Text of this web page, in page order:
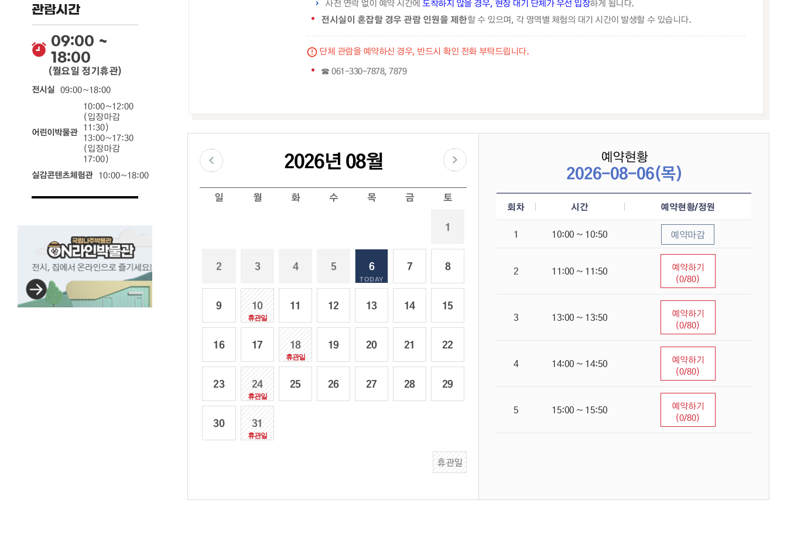
관람시간
09:00 ~
18:00
(월요일 정기휴관)
전시실 09:00~18:00
어린이박물관
10:00~12:00
(입장마감
11:30)
13:00~17:30
(입장마감
17:00)
실감콘텐츠체험관 10:00~18:00
국립나주박물관
ON라인박물관
전시,
집에서
온라인으로
사전 연락 없이 예약 시간에도착하지 않을 경우, 현장 대기 단체가 우선 입장하게 됩니다.
전시실이 혼잡할 경우 관람 인원을 제한할 수 있으며, 각 영역별 체험의 대기 시간이 발생할 수 있습니다.
단체 관람을 예약하신 경우, 반드시 확인 전화 부탁드립니다.
☎ 061-330-7878, 7879
이전달 2026년 08월 다음달
날짜 선택 달력입니다. 원하는 날짜를 클릭하면 해당 날짜의 예약 현황 정보를 확인할 수 있습니다.
일 월 화 수 목 금 토
1
2 3 4 5 6 7 8
9 10 11 12 13 14 15
16 17 18 19 20 21 22
23 24 25 26 27 28 29
30 31
휴관일
예약현황
2026-08-06(목)
예약현황 목록 - 시간, 예약현황/정원, 예약하기 정보 제공
회차 시간 예약현황/정원
1 10:00 ~ 10:50 예약마감
2 11:00 ~ 11:50
예약하기
(0/80)
3 13:00 ~ 13:50
예약하기
(0/80)
4 14:00 ~ 14:50
예약하기
(0/80)
5 15:00 ~ 15:50
예약하기
(0/80)